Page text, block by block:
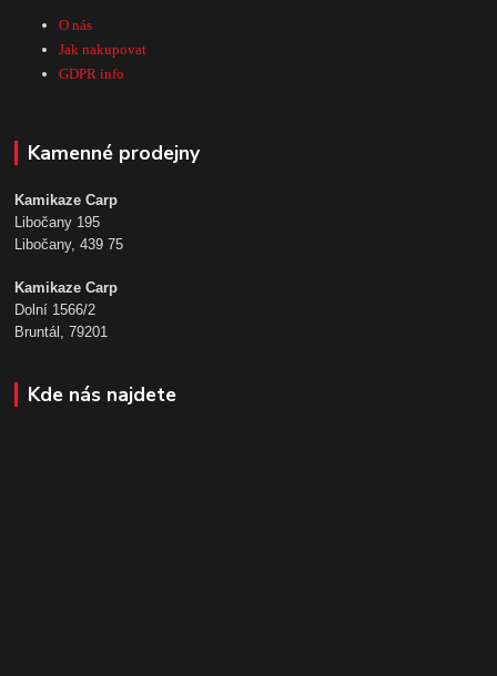
O nás
Jak nakupovat
GDPR info
Kamenné prodejny
Kamikaze Carp
Libočany 195
Libočany, 439 75
Kamikaze Carp
Dolní 1566/2
Bruntál, 79201
Kde nás najdete